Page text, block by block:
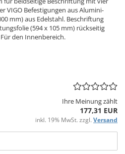
VIGO Be­fes­ti­gun­gen aus Alu­mi­ni­
mm) aus Edel­stahl. Be­schrif­tung
(594 x 105 mm) rück­sei­tig
den In­nen­be­reich.
Ihre Meinung zählt
177,31 EUR
inkl. 19% MwSt. zzgl. Versand